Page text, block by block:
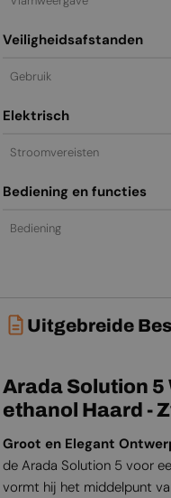
Veiligheidsafstanden
Gebruik
Elektrisch
Stroomvereisten
Bediening en functies
Bediening
Uitgebreide
Arada Solution
ethanol Haard -
Groot en Elegant
de Arada Solution 5 voor
vormt hij het middelpunt